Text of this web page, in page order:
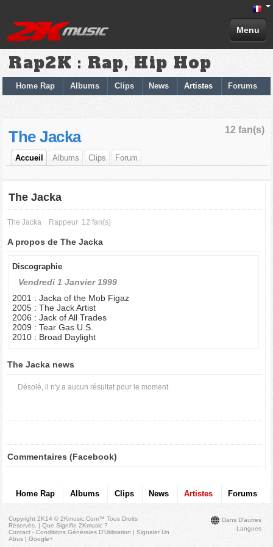
Menu
Rap2K : Rap, Hip Hop
Home Rap Albums Clips News Artistes Forums
12 fan(s)
The Jacka
Accueil Albums Clips Forum
The Jacka
The Jacka Rappeur 12 fan(s)
A propos de The Jacka
Discographie
Vendredi 1 Janvier 1999
2001 : Jacka of the Mob Figaz
2005 : The Jack Artist
2006 : Jack of All Trades
2009 : Tear Gas U.S.
2010 : Broad Daylight
The Jacka news
Désolé, il n'y a aucun résultat pour le moment
Commentaires (Facebook)
Home Rap Albums Clips News Artistes Forums
Dans D'autres
Langues
Copyright 2K14 © 2Kmusic.com™Tous Droits
Réservés . |Que Signifie 2Kmusic ?
Contact - Conditions Générales D'Utilisation |Signaler Un
Abus |Google+